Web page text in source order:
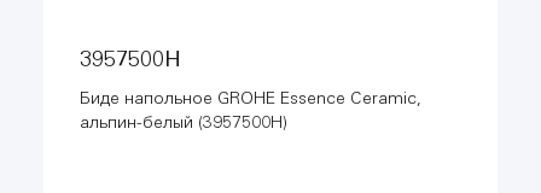
3957500H
Биде напольное GROHE Essence Ceramic,
альпин-белый (3957500H)